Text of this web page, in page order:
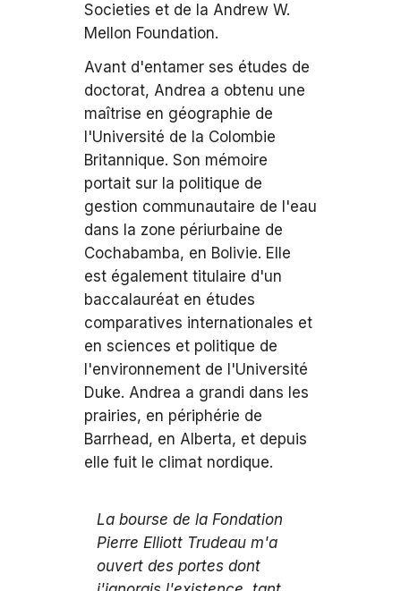
Societies et de la Andrew W.
Mellon Foundation.
Avant d'entamer ses études de
doctorat, Andrea a obtenu une
maîtrise en géographie de
l'Université de la Colombie
Britannique. Son mémoire
portait sur la politique de
gestion communautaire de l'eau
dans la zone périurbaine de
Cochabamba, en Bolivie. Elle
est également titulaire d'un
baccalauréat en études
comparatives internationales et
en sciences et politique de
l'environnement de l'Université
Duke. Andrea a grandi dans les
prairies, en périphérie de
Barrhead, en Alberta, et depuis
elle fuit le climat nordique.
La bourse de la Fondation
Pierre Elliott Trudeau m'a
ouvert des portes dont